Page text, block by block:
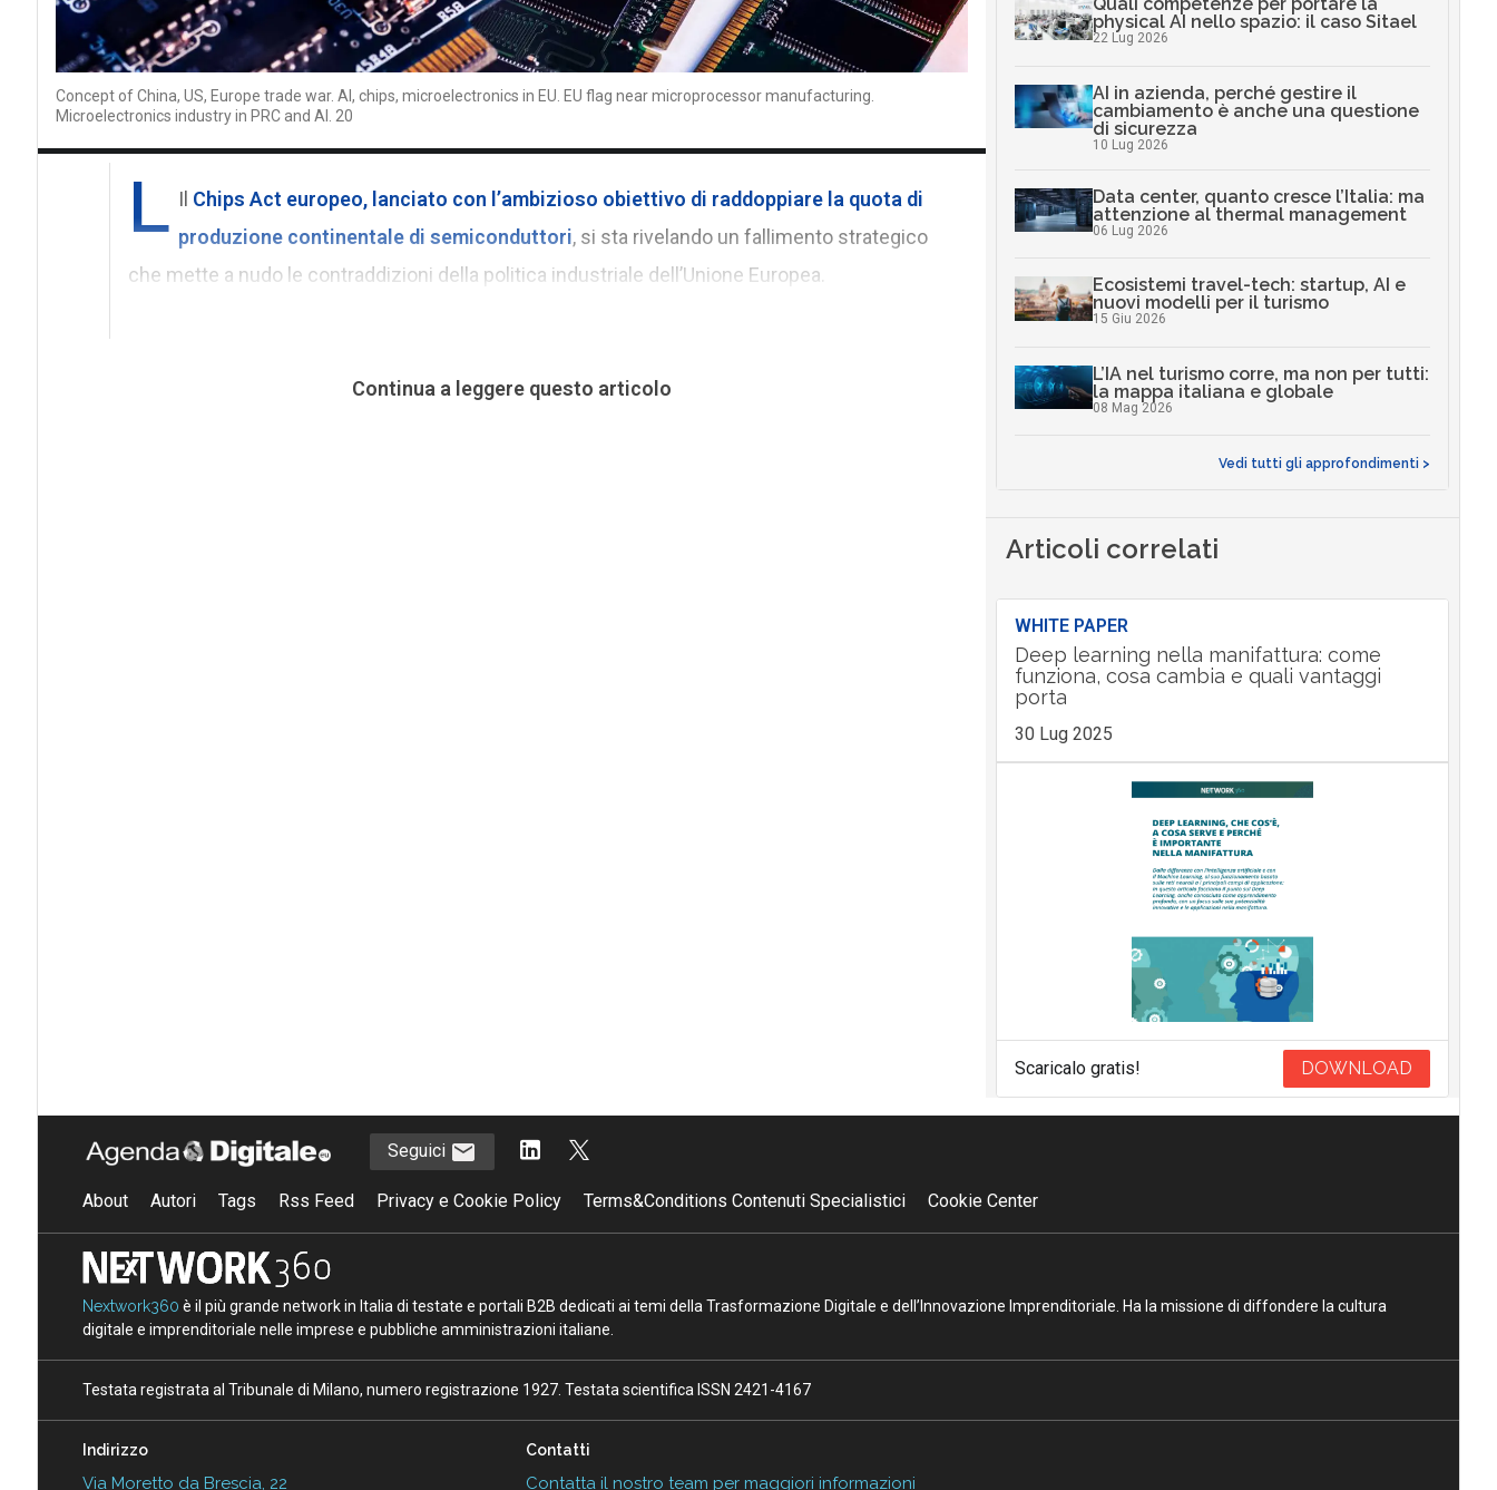
Concept of China, US, Europe trade war. AI, chips, microelectronics in EU. EU flag near microprocessor manufacturing.
Microelectronics industry in PRC and AI. 20
L Il Chips Act europeo, lanciato con l’ambizioso obiettivo di raddoppiare la quota di
produzione continentale di semiconduttori, si sta rivelando un fallimento strategico
che mette a nudo le contraddizioni della politica industriale dell’Unione Europea.
Continua a leggere questo articolo
physical AI nello spazio: il caso Sitael
22 Lug 2026
AI in azienda, perché gestire il
cambiamento è anche una questione
di sicurezza
10 Lug 2026
Data center, quanto cresce l’Italia: ma
attenzione al thermal management
06 Lug 2026
Ecosistemi travel-tech: startup, AI e
nuovi modelli per il turismo
15 Giu 2026
L’IA nel turismo corre, ma non per tutti:
la mappa italiana e globale
08 Mag 2026
Vedi tutti gli approfondimenti >
Articoli correlati
WHITE PAPER
Deep learning nella manifattura: come
funziona, cosa cambia e quali vantaggi
porta
30 Lug 2025
Scaricalo gratis! DOWNLOAD
Seguici
About Autori Tags Rss Feed Privacy e Cookie Policy Terms&Conditions Contenuti Specialistici Cookie Center
Nextwork360 è il più grande network in Italia di testate e portali B2B dedicati ai temi della Trasformazione Digitale e dell’Innovazione Imprenditoriale. Ha la missione di diffondere la cultura
digitale e imprenditoriale nelle imprese e pubbliche amministrazioni italiane.
Testata registrata al Tribunale di Milano, numero registrazione 1927. Testata scientifica ISSN 2421-4167
Indirizzo
Via Moretto da Brescia, 22
Contatti
Contatta il nostro team per maggiori informazioni